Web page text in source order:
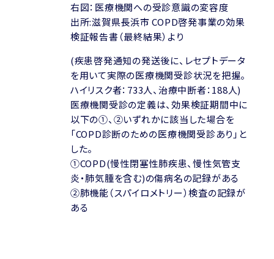
右図：医療機関への受診意識の変容度
出所:滋賀県長浜市 COPD啓発事業の効果
検証報告書（最終結果）より
(疾患啓発通知の発送後に、レセプトデータ
を用いて実際の医療機関受診状況を把握。
ハイリスク者：733人、治療中断者：188人)
医療機関受診の定義は、効果検証期間中に
以下の①、②いずれかに該当した場合を
「COPD診断のための医療機関受診あり」と
した。
①COPD(慢性閉塞性肺疾患、慢性気管支
炎・肺気腫を含む)の傷病名の記録がある
②肺機能（スパイロメトリー）検査の記録が
ある